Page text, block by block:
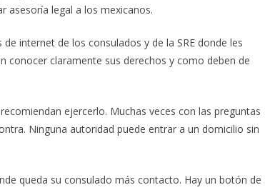
asesoría legal a los mexicanos.
internet de los consulados y de la SRE donde les
conocer claramente sus derechos y como deben de
ejercerlo. Muchas veces con las preguntas
Ninguna autoridad puede entrar a un domicilio sin
queda su consulado más contacto. Hay un botón de